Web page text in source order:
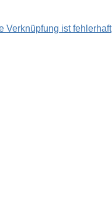
➔Eine Verknüpfung ist fehlerhaft